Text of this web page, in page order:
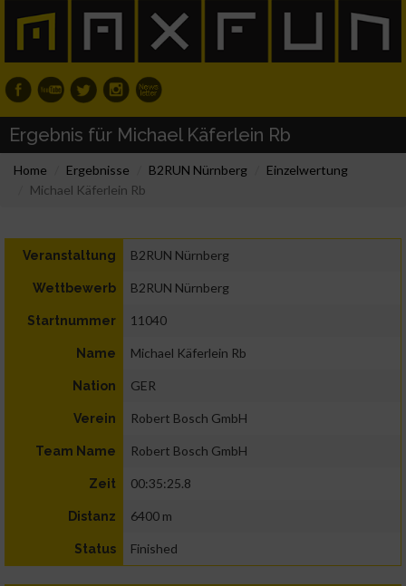
Ergebnis für Michael Käferlein Rb
Home Ergebnisse B2RUN Nürnberg
Einzelwertung
Michael Käferlein Rb
Veranstaltung B2RUN Nürnberg
Wettbewerb B2RUN Nürnberg
Startnummer 11040
Name Michael Käferlein Rb
Nation GER
Verein Robert Bosch GmbH
Team Name Robert Bosch GmbH
Zeit 00:35:25.8
Distanz 6400 m
Status Finished